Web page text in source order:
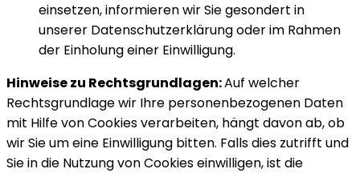
einsetzen, informieren wir Sie gesondert in
unserer Datenschutzerklärung oder im Rahmen
der Einholung einer Einwilligung.
Hinweise zu Rechtsgrundlagen:Auf welcher
Rechtsgrundlage wir Ihre personenbezogenen Daten
mit Hilfe von Cookies verarbeiten, hängt davon ab, ob
wir Sie um eine Einwilligung bitten. Falls dies zutrifft und
Sie in die Nutzung von Cookies einwilligen, ist die